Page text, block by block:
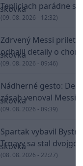
Tepliciach parádne
(09. 08. 2026 - 12:32)
Zdrvený Messi priletel
odhalil detaily o
(09. 08. 2026 - 09:46)
Nádherné gesto: De
zásah venoval
(09. 08. 2026 - 09:39)
Spartak vybavil
Trnavy sa stal
(08. 08. 2026 - 22:27)